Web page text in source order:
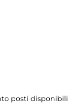
posti disponibili